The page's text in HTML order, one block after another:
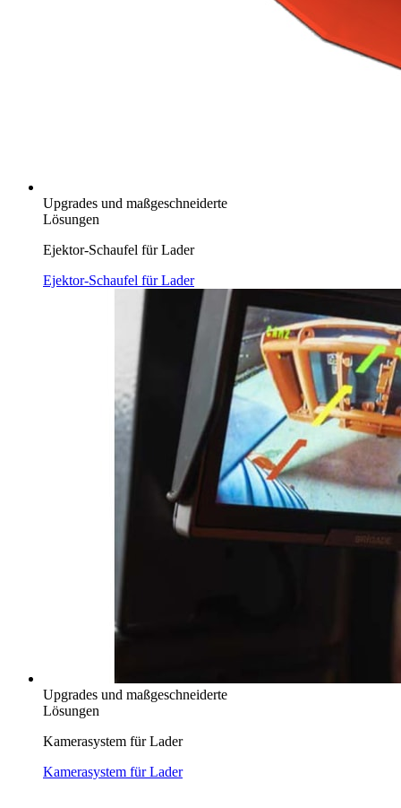
Upgrades und maßgeschneiderte
Lösungen
Ejektor-Schaufel für Lader
Ejektor-Schaufel für Lader
Upgrades und maßgeschneiderte
Lösungen
Kamerasystem für Lader
Kamerasystem für Lader